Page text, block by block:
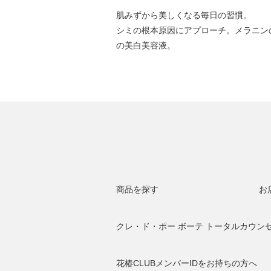
肌みずから美しくなる毎日の習慣。
シミの根本原因にアプローチ。メラニ
の美白美容液。
商品を探す お
クレ・ド・ポー ボーテ トータルカウン
花椿CLUBメンバーIDをお持ちの方へ